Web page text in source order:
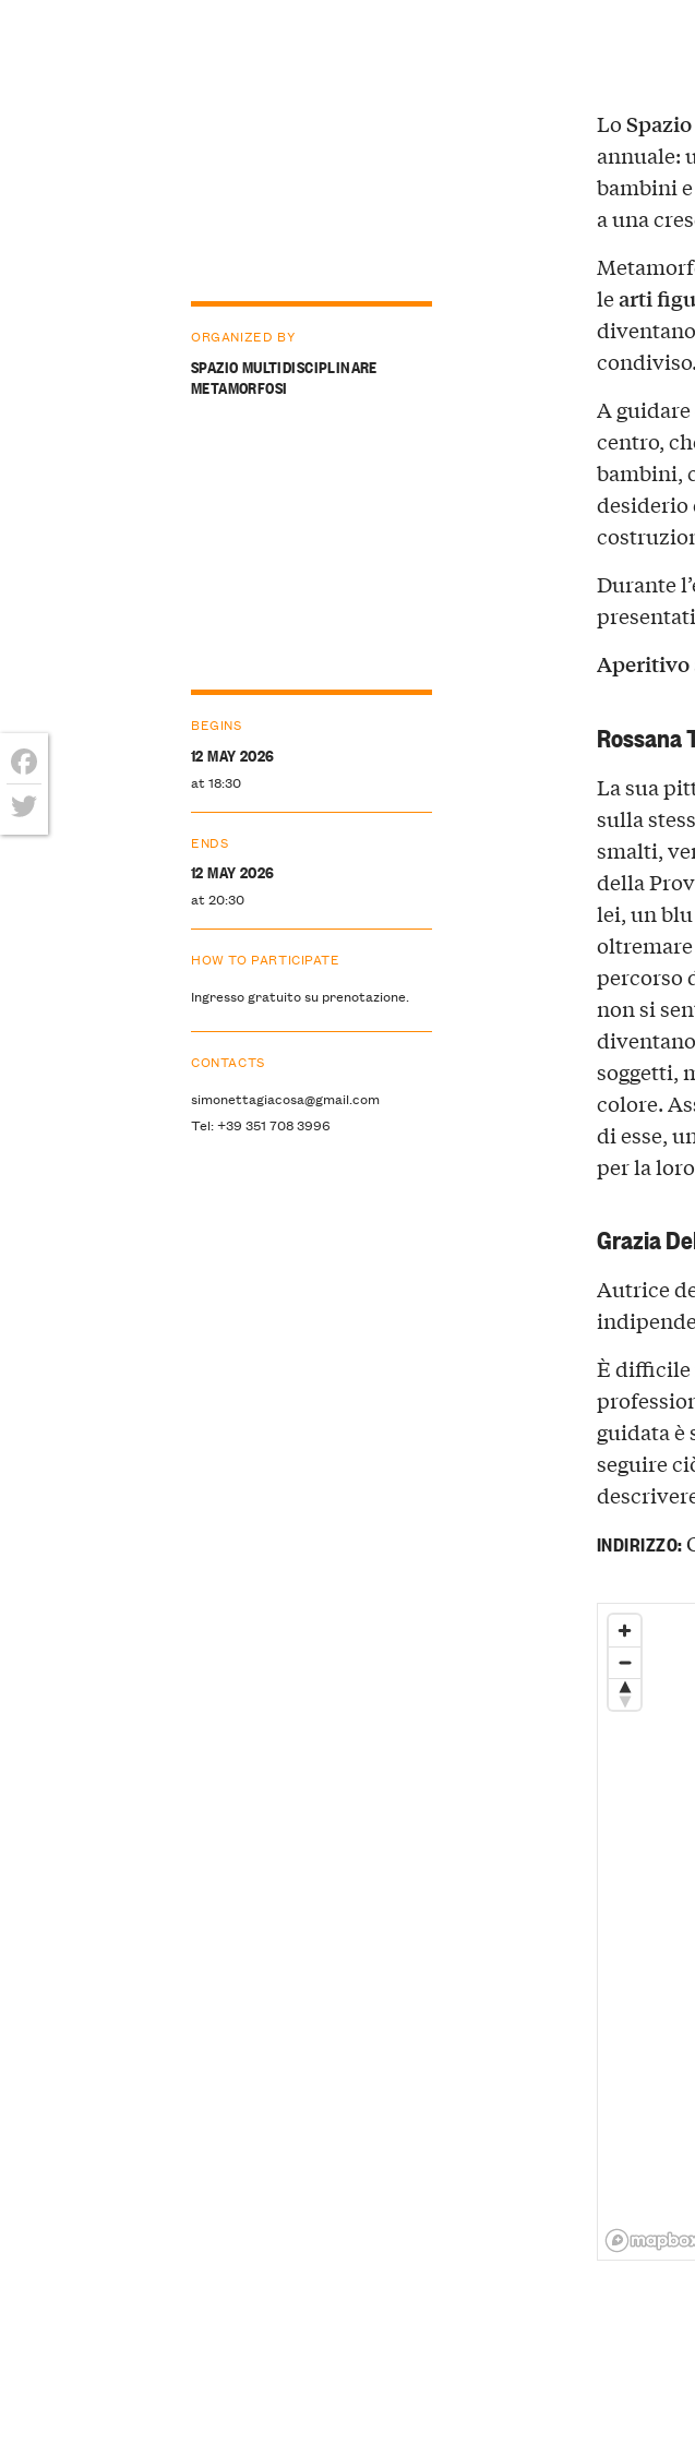
Lo
annuale:
bambini
a una
learti
condiviso.
A
centro,
bambini,
desiderio
Durante
Aperitivo
Rossana
La sua
sulla
smalti,
della
lei, un
percorso
non si
soggetti,
colore.
di esse,
per la
Grazia
Autrice
È difficile
guidata
seguire
ORGANIZED BY
SPAZIO MULTIDISCIPLINARE
METAMORFOSI
BEGINS
12 MAY 2026
at 18:30
ENDS
12 MAY 2026
at 20:30
HOW TO PARTICIPATE
Ingresso gratuito su prenotazione.
CONTACTS
simonettagiacosa@gmail.com
Tel: +39 351 708 3996
INDIRIZZO:
Facebook
Twitter